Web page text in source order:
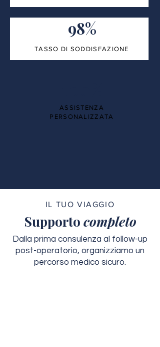
98%
TASSO DI SODDISFAZIONE
ASSISTENZA
PERSONALIZZATA
IL TUO VIAGGIO
Supporto completo
Dalla prima consulenza al follow-up
post-operatorio, organizziamo un
percorso medico sicuro.